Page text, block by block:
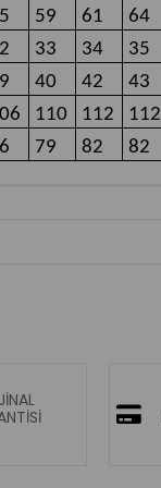
59 61
64
33 34
35
40 42
43
110 112
112
79 82 82